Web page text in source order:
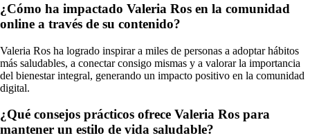
¿Cómo ha impactado Valeria Ros en la comunidad
online a través de su contenido?
Valeria Ros ha logrado inspirar a miles de personas a adoptar hábitos
más saludables, a conectar consigo mismas y a valorar la importancia
del bienestar integral, generando un impacto positivo en la comunidad
digital.
¿Qué consejos prácticos ofrece Valeria Ros para
mantener un estilo de vida saludable?